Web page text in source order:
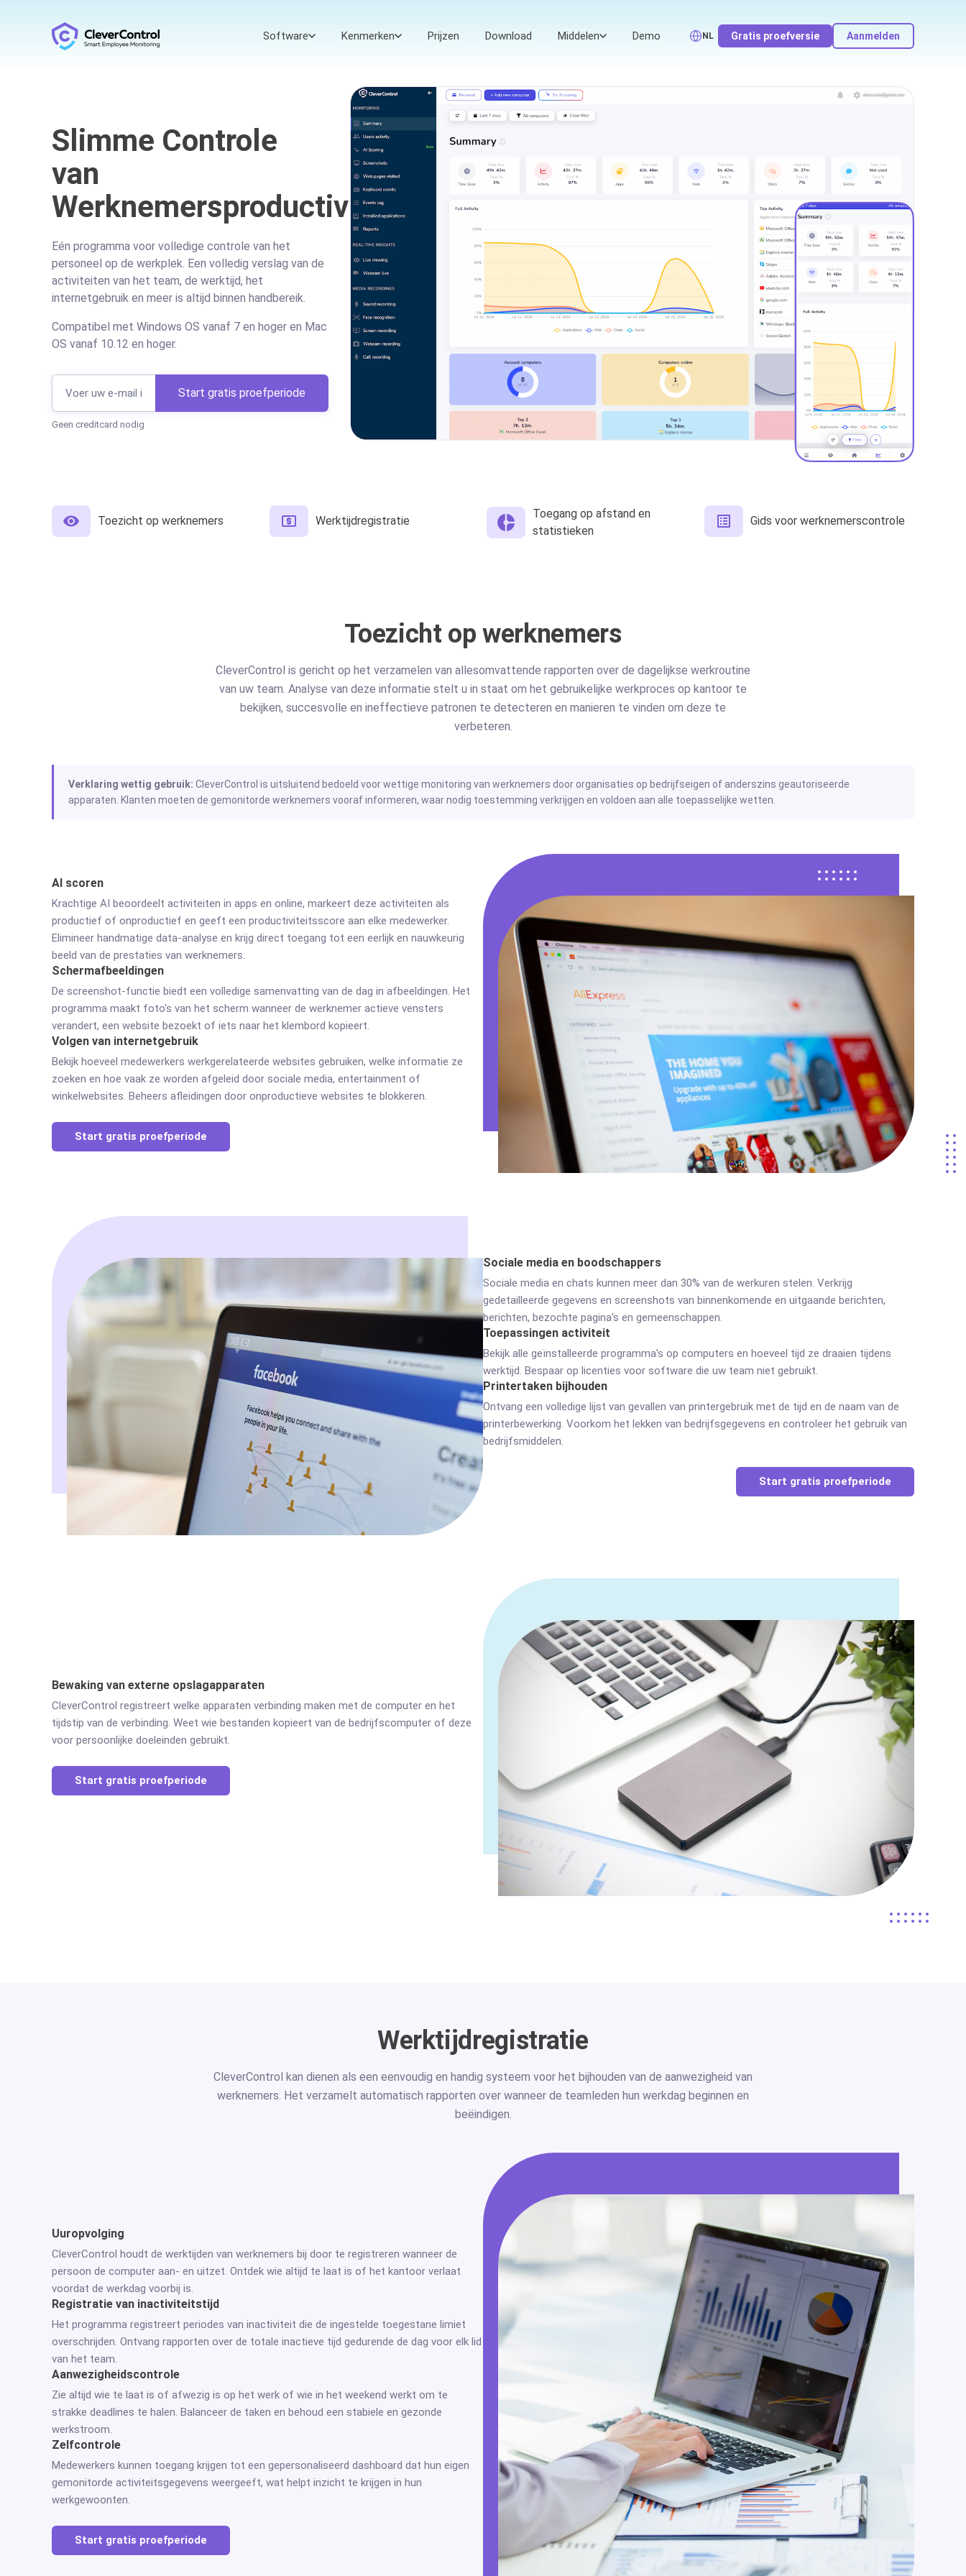
Software Kenmerken Prijzen Download Middelen Demo NL Gratis proefversie Aanmelden
Slimme Controle
van
Werknemersproductiviteit
Eén programma voor volledige controle van het
personeel op de werkplek. Een volledig verslag van de
activiteiten van het team, de werktijd, het
internetgebruik en meer is altijd binnen handbereik.
Compatibel met Windows OS vanaf 7 en hoger en Mac
OS vanaf 10.12 en hoger.
Start gratis proefperiode
Geen creditcard nodig
Toezicht op werknemers Werktijdregistratie
Toegang op afstand en
statistieken
Gids voor werknemerscontrole
Toezicht op werknemers
CleverControl is gericht op het verzamelen van allesomvattende rapporten over de dagelijkse werkroutine
van uw team. Analyse van deze informatie stelt u in staat om het gebruikelijke werkproces op kantoor te
bekijken, succesvolle en ineffectieve patronen te detecteren en manieren te vinden om deze te
verbeteren.
Verklaring wettig gebruik: CleverControl is uitsluitend bedoeld voor wettige monitoring van werknemers door organisaties op bedrijfseigen of anderszins geautoriseerde
apparaten. Klanten moeten de gemonitorde werknemers vooraf informeren, waar nodig toestemming verkrijgen en voldoen aan alle toepasselijke wetten.
AI scoren
Krachtige AI beoordeelt activiteiten in apps en online, markeert deze activiteiten als
productief of onproductief en geeft een productiviteitsscore aan elke medewerker.
Elimineer handmatige data-analyse en krijg direct toegang tot een eerlijk en nauwkeurig
beeld van de prestaties van werknemers.
Schermafbeeldingen
De screenshot-functie biedt een volledige samenvatting van de dag in afbeeldingen. Het
programma maakt foto's van het scherm wanneer de werknemer actieve vensters
verandert, een website bezoekt of iets naar het klembord kopieert.
Volgen van internetgebruik
Bekijk hoeveel medewerkers werkgerelateerde websites gebruiken, welke informatie ze
zoeken en hoe vaak ze worden afgeleid door sociale media, entertainment of
winkelwebsites. Beheers afleidingen door onproductieve websites te blokkeren.
Start gratis proefperiode
Sociale media en boodschappers
Sociale media en chats kunnen meer dan 30% van de werkuren stelen. Verkrijg
gedetailleerde gegevens en screenshots van binnenkomende en uitgaande berichten,
berichten, bezochte pagina's en gemeenschappen.
Toepassingen activiteit
Bekijk alle geïnstalleerde programma's op computers en hoeveel tijd ze draaien tijdens
werktijd. Bespaar op licenties voor software die uw team niet gebruikt.
Printertaken bijhouden
Ontvang een volledige lijst van gevallen van printergebruik met de tijd en de naam van de
printerbewerking. Voorkom het lekken van bedrijfsgegevens en controleer het gebruik van
bedrijfsmiddelen.
Start gratis proefperiode
Bewaking van externe opslagapparaten
CleverControl registreert welke apparaten verbinding maken met de computer en het
tijdstip van de verbinding. Weet wie bestanden kopieert van de bedrijfscomputer of deze
voor persoonlijke doeleinden gebruikt.
Start gratis proefperiode
Werktijdregistratie
CleverControl kan dienen als een eenvoudig en handig systeem voor het bijhouden van de aanwezigheid van
werknemers. Het verzamelt automatisch rapporten over wanneer de teamleden hun werkdag beginnen en
beëindigen.
Uuropvolging
CleverControl houdt de werktijden van werknemers bij door te registreren wanneer de
persoon de computer aan- en uitzet. Ontdek wie altijd te laat is of het kantoor verlaat
voordat de werkdag voorbij is.
Registratie van inactiviteitstijd
Het programma registreert periodes van inactiviteit die de ingestelde toegestane limiet
overschrijden. Ontvang rapporten over de totale inactieve tijd gedurende de dag voor elk lid
van het team.
Aanwezigheidscontrole
Zie altijd wie te laat is of afwezig is op het werk of wie in het weekend werkt om te
strakke deadlines te halen. Balanceer de taken en behoud een stabiele en gezonde
werkstroom.
Zelfcontrole
Medewerkers kunnen toegang krijgen tot een gepersonaliseerd dashboard dat hun eigen
gemonitorde activiteitsgegevens weergeeft, wat helpt inzicht te krijgen in hun
werkgewoonten.
Start gratis proefperiode